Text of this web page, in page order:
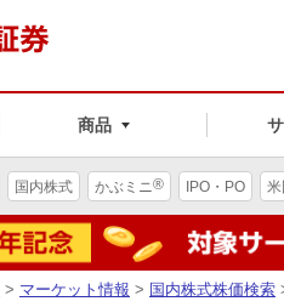
商品
国内株式 かぶミニ® IPO・PO
> マーケット情報 > 国内株式株価検索